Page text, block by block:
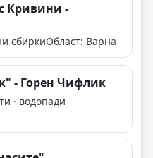
Кривини -
сбиркиОбласт: Варна
- Горен Чифлик
· водопади